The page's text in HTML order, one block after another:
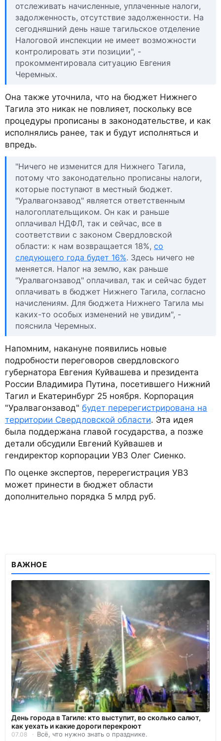
отслеживать начисленные, уплаченные налоги,
задолженность, отсутствие задолженности. На
сегодняшний день наше тагильское отделение
Налоговой инспекции не имеет возможности
контролировать эти позиции", -
прокомментировала ситуацию Евгения
Черемных.
Она также уточнила, что на бюджет Нижнего
Тагила это никак не повлияет, поскольку все
процедуры прописаны в законодательстве, и как
исполнялись ранее, так и будут исполняться и
впредь.
"Ничего не изменится для Нижнего Тагила,
потому что законодательно прописаны налоги,
которые поступают в местный бюджет.
"Уралвагонзавод" является ответственным
налогоплательщиком. Он как и раньше
оплачивал НДФЛ, так и сейчас, все в
соответствии с законом Свердловской
области: к нам возвращается 18%, со
следующего года будет 16%. Здесь ничего не
меняется. Налог на землю, как раньше
"Уралвагонзавод" оплачивал, так и сейчас будет
оплачивать в бюджет Нижнего Тагила, согласно
начислениям. Для бюджета Нижнего Тагила мы
каких-то особых изменений не увидим", -
пояснила Черемных.
Напомним, накануне появились новые
подробности переговоров свердловского
губернатора Евгения Куйвашева и президента
России Владимира Путина, посетившего Нижний
Тагил и Екатеринбург 25 ноября. Корпорация
"Уралвагонзавод" будет перерегистрирована на
территории Свердловской области. Эта идея
была поддержана главой государства, а позже
детали обсудили Евгений Куйвашев и
гендиректор корпорации УВЗ Олег Сиенко.
По оценке экспертов, перерегистрация УВЗ
может принести в бюджет области
дополнительно порядка 5 млрд руб.
ВАЖНОЕ
День города в Тагиле: кто выступит, во сколько салют,
как уехать и какие дороги перекроют
07.08 Всё, что нужно знать о празднике.